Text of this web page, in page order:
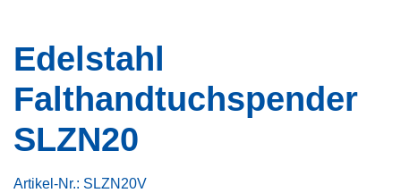
Edelstahl
Falthandtuchspender
SLZN20
Artikel-Nr.: SLZN20V